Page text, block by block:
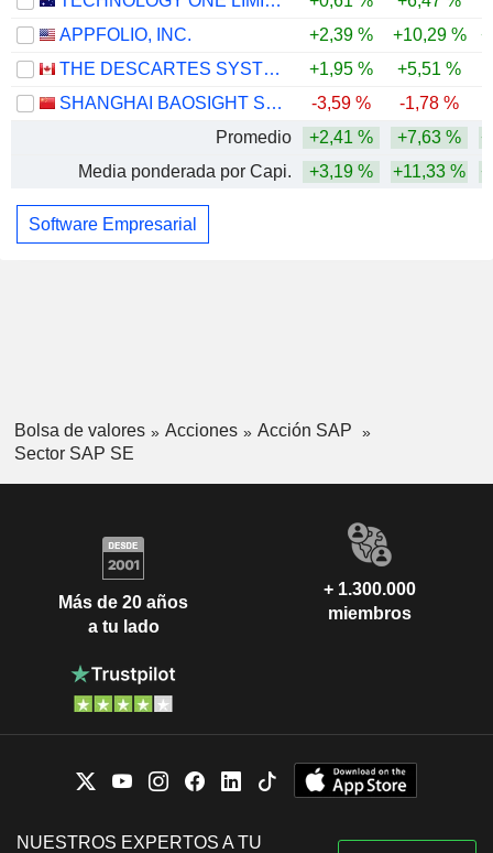
APPFOLIO, INC.
+2,39 % +10,29 %
THE DESCARTES SYSTEMS GROUP INC.
+1,95 % +5,51 %
SHANGHAI BAOSIGHT SOFTWARE CO.,LTD.
-3,59 % -1,78 %
Promedio
+2,41 % +7,63 %
Media ponderada por Capi.
+3,19 % +11,33 %
Software Empresarial
Bolsa de valores Acciones
Acción SAP
Sector SAP SE
Más de 20 años
a tu lado
+ 1.300.000
miembros
NUESTROS EXPERTOS A TU